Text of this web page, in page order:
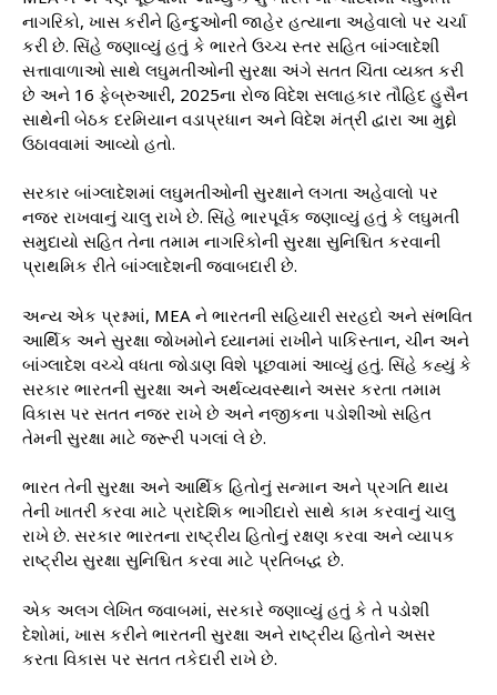
નાગરિકો, ખાસ કરીને હિન્દુઓની જાહેર હત્યાના અહેવાલો પર ચર્ચા
કરી છે. સિંહે જણાવ્યું હતું કે ભારતે ઉચ્ચ સ્તર સહિત બાંગ્લાદેશી
સત્તાવાળાઓ સાથે લઘુમતીઓની સુરક્ષા અંગે સતત ચિંતા વ્યક્ત કરી
છે અને 16 ફેબ્રુઆરી, 2025ના રોજ વિદેશ સલાહકાર તૌહિદ હુસૈન
સાથેની બેઠક દરમિયાન વડાપ્રધાન અને વિદેશ મંત્રી દ્વારા આ મુદ્દો
ઉઠાવવામાં આવ્યો હતો.
સરકાર બાંગ્લાદેશમાં લઘુમતીઓની સુરક્ષાને લગતા અહેવાલો પર
નજર રાખવાનું ચાલુ રાખે છે. સિંહે ભારપૂર્વક જણાવ્યું હતું કે લઘુમતી
સમુદાયો સહિત તેના તમામ નાગરિકોની સુરક્ષા સુનિશ્ચિત કરવાની
પ્રાથમિક રીતે બાંગ્લાદેશની જવાબદારી છે.
અન્ય એક પ્રશ્નમાં, MEA ને ભારતની સહિયારી સરહદો અને સંભવિત
આર્થિક અને સુરક્ષા જોખમોને ધ્યાનમાં રાખીને પાકિસ્તાન, ચીન અને
બાંગ્લાદેશ વચ્ચે વધતા જોડાણ વિશે પૂછવામાં આવ્યું હતું. સિંહે કહ્યું કે
સરકાર ભારતની સુરક્ષા અને અર્થવ્યવસ્થાને અસર કરતા તમામ
વિકાસ પર સતત નજર રાખે છે અને નજીકના પડોશીઓ સહિત
તેમની સુરક્ષા માટે જરૂરી પગલાં લે છે.
ભારત તેની સુરક્ષા અને આર્થિક હિતોનું સન્માન અને પ્રગતિ થાય
તેની ખાતરી કરવા માટે પ્રાદેશિક ભાગીદારો સાથે કામ કરવાનું ચાલુ
રાખે છે. સરકાર ભારતના રાષ્ટ્રીય હિતોનું રક્ષણ કરવા અને વ્યાપક
રાષ્ટ્રીય સુરક્ષા સુનિશ્ચિત કરવા માટે પ્રતિબદ્ધ છે.
એક અલગ લેખિત જવાબમાં, સરકારે જણાવ્યું હતું કે તે પડોશી
દેશોમાં, ખાસ કરીને ભારતની સુરક્ષા અને રાષ્ટ્રીય હિતોને અસર
કરતા વિકાસ પર સતત તકેદારી રાખે છે.